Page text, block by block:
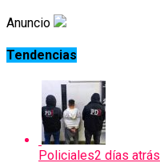
Anuncio
Tendencias
Policiales2 días atrás